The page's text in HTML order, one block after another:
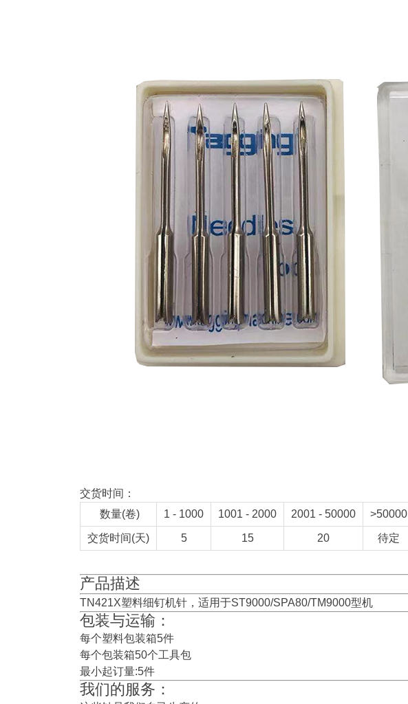
交货时间：
数量(卷)
1 - 1000 1001 - 2000 2001 - 50000 >50000
交货时间(天) 5 15 20 待定
产品描述
TN421X塑料细钉机针，适用于ST9000/SPA80/TM9000型机
包装与运输：
每个塑料包装箱5件
每个包装箱50个工具包
最小起订量:5件
我们的服务：